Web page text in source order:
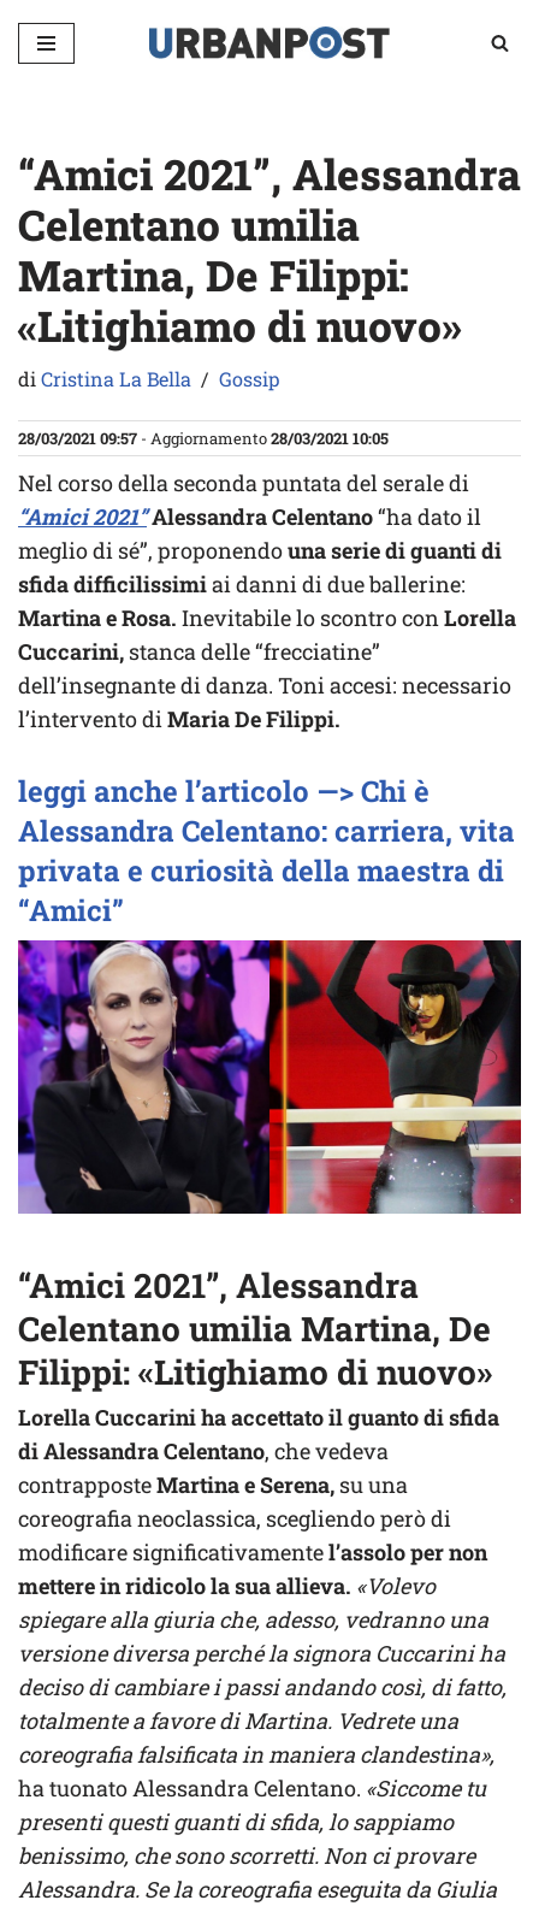
Vai
“Amici 2021”, Alessandra
Celentano umilia
Martina, De Filippi:
«Litighiamo di nuovo»
diCristina La Bella Gossip
28/03/2021 09:57 - Aggiornamento28/03/2021 10:05
Nel corso della seconda puntata del serale di
“Amici 2021”Alessandra Celentano“ha dato il
meglio di sé”, proponendouna serie di guanti di
sfida difficilissimiai danni di due ballerine:
Martina e Rosa. Inevitabile lo scontro conLorella
Cuccarini, stanca delle “frecciatine”
dell’insegnante di danza. Toni accesi: necessario
l’intervento diMaria De Filippi.
leggi anche l’articolo —> Chi è
Alessandra Celentano: carriera, vita
privata e curiosità della maestra di
“Amici”
“Amici 2021”, Alessandra
Celentano umilia Martina, De
Filippi: «Litighiamo di nuovo»
Lorella Cuccarini ha accettato il guanto di sfida
di Alessandra Celentano, che vedeva
contrapposteMartina e Serena, su una
coreografia neoclassica, scegliendo però di
modificare significativamentel’assolo per non
mettere in ridicolo la sua allieva. «Volevo
spiegare alla giuria che, adesso, vedranno una
versione diversa perché la signora Cuccarini ha
deciso di cambiare i passi andando così, di fatto,
totalmente a favore di Martina. Vedrete una
coreografia falsificata in maniera clandestina»,
ha tuonato Alessandra Celentano. «Siccome tu
presenti questi guanti di sfida, lo sappiamo
benissimo, che sono scorretti. Non ci provare
Alessandra. Se la coreografia eseguita da Giulia